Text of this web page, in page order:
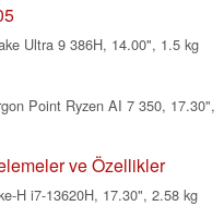
Ultra 9 386H, 14.00", 1.5 kg
Point Ryzen AI 7 350, 17.30",
ve Özellikler
H i7-13620H, 17.30", 2.58 kg